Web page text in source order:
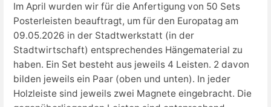
Im April wurden wir für die Anfertigung von 50 Sets
Posterleisten beauftragt, um für den Europatag am
09.05.2026 in der Stadtwerkstatt (in der
Stadtwirtschaft) entsprechendes Hängematerial zu
haben. Ein Set besteht aus jeweils 4 Leisten. 2 davon
bilden jeweils ein Paar (oben und unten). In jeder
Holzleiste sind jeweils zwei Magnete eingebracht. Die